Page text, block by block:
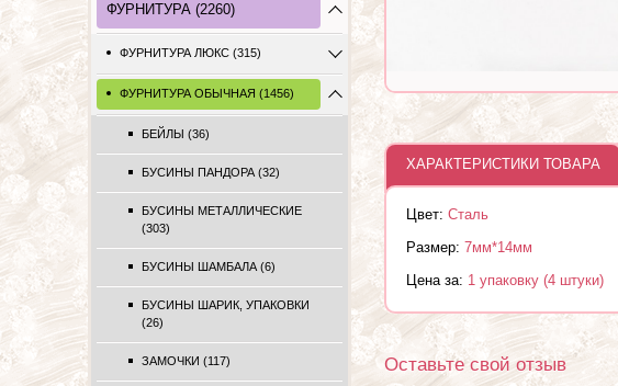
ФУРНИТУРА (2260)
ФУРНИТУРА ЛЮКС (315)
ФУРНИТУРА ОБЫЧНАЯ (1456)
БЕЙЛЫ (36)
БУСИНЫ ПАНДОРА (32)
БУСИНЫ МЕТАЛЛИЧЕСКИЕ
(303)
БУСИНЫ ШАМБАЛА (6)
БУСИНЫ ШАРИК, УПАКОВКИ
(26)
ЗАМОЧКИ (117)
ХАРАКТЕРИСТИКИ ТОВАРА
Цвет: Сталь
Размер: 7мм*14мм
Цена за: 1 упаковку (4 штуки)
Оставьте свой отзыв